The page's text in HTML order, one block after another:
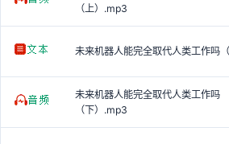
（上）.mp3
未来机器人能完全取代人类工作吗
未来机器人能完全取代人类工作吗
（下）.mp3